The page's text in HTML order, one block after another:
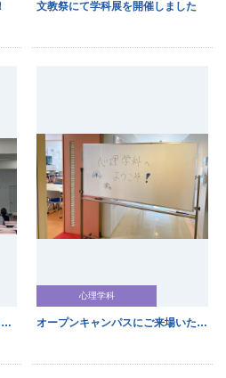
文教祭にて学科展を開催しました
1年生のための自己分析・インターンシップ講座を開催しました
心理学科
オープンキャンパスにご来場いただきありがとうございました！